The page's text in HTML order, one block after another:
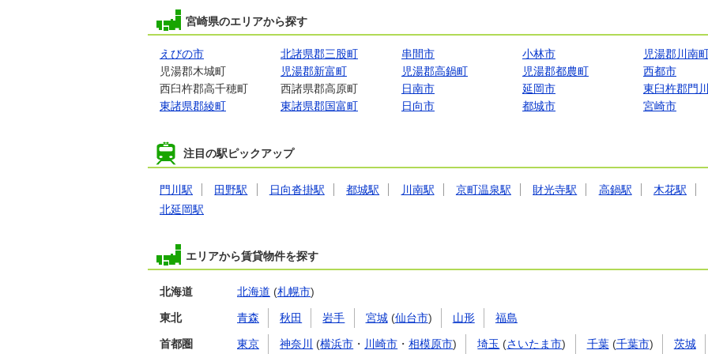
宮崎県のエリアから探す
えびの市 北諸県郡三股町 串間市 小林市
児湯郡川南
児湯郡木城町
児湯郡新富町 児湯郡高鍋町 児湯郡都農町
西都市
西臼杵郡高千穂町
西諸県郡高原町 日南市 延岡市
東臼杵郡門
東諸県郡綾町
東諸県郡国富町 日向市 都城市 宮崎市
注目の駅ピックアップ
門川駅 田野駅 日向沓掛駅 都城駅 川南駅 京町温泉駅 財光寺駅 高鍋駅
木花駅
北延岡駅
エリアから賃貸物件を探す
北海道 北海道 (札幌市)
東北 青森 秋田 岩手 宮城(仙台市) 山形 福島
首都圏 東京 神奈川 (横浜市 ・ 川崎市 ・相模原市) 埼玉 (さいたま市) 千葉(千葉市) 茨城